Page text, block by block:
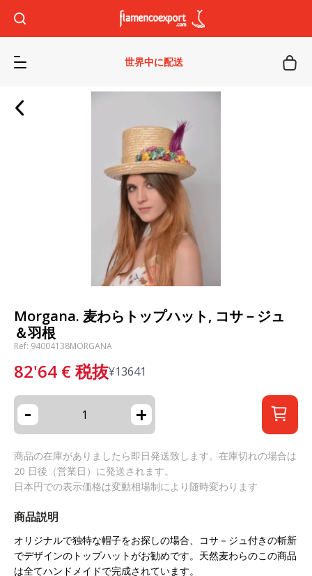
世界中に配送
Morgana. 麦わらトップハット, コサ－ジュ
＆羽根
Ref: 94004138MORGANA
82'64 €税抜¥13641
- +
商品の在庫がありましたら即日発送致します。在庫切れの場合は
20 日後（営業日）に発送されます。
日本円での表示価格は変動相場制により随時変わります
商品説明
オリジナルで独特な帽子をお探しの場合、コサ－ジュ付きの斬新
でデザインのトップハットがお勧めです。天然麦わらのこの商品
は全てハンドメイドで完成されています。